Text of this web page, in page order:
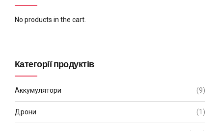
No products in the cart.
Категорії продуктів
Аккумулятори (9)
Дрони (1)